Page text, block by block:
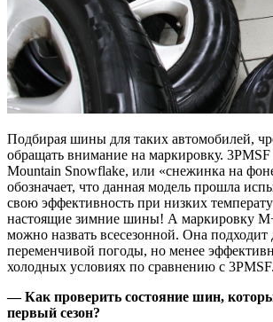
Подбирая шины для таких автомобилей,
обращать внимание на маркировку. 3PMSF
Mountain Snowflake, или «снежинка на
обозначает, что данная модель прошла
свою эффективность при низких
настоящие зимние шины! А маркировку
можно назвать всесезонной. Она
переменчивой погоды, но менее
холодных условиях по сравнению с 3PMSF.
— Как проверить состояние шин,
первый сезон?